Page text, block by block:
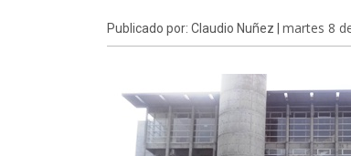
Publicado por: Claudio Nuñez | martes 8